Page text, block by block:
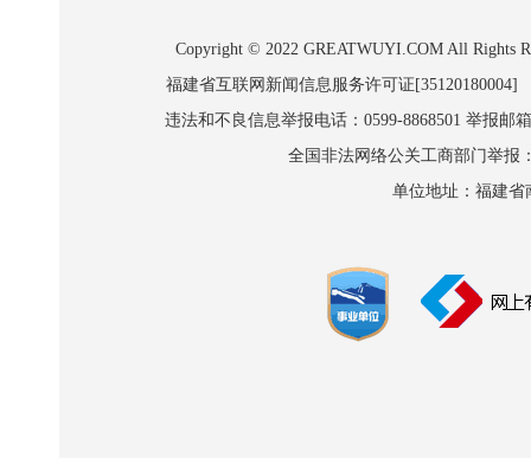
Copyright © 2022 GREATWUYI.COM All Rights
福建省互联网新闻信息服务许可证
违法和不良信息举报电话：0599-8868501 举报邮
全国非法网络公关工商部门举报
单位地址：福建省